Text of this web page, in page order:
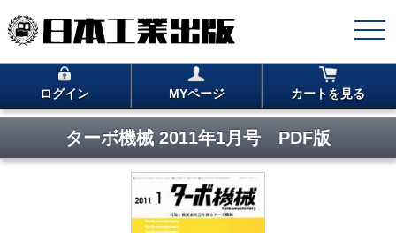
ログイン MYページ カートを見る
ターボ機械 2011年1月号 PDF版